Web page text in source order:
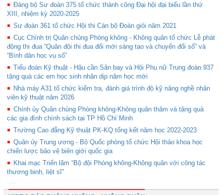
Đảng bộ Sư đoàn 375 tổ chức thành công Đại hội đại biểu lần thứ
XIII, nhiệm kỳ 2020-2025
Sư đoàn 361 tổ chức Hội thi Cán bộ Đoàn giỏi năm 2021
Cục Chính trị Quân chủng Phòng không - Không quân tổ chức Lễ phát
động thi đua “Quân đội thi đua đổi mới sáng tạo và chuyển đổi số” và
“Bình dân học vụ số”
Tiểu đoàn Kỹ thuật - Hậu cần Sân bay và Hội Phụ nữ Trung đoàn 937
tặng quà các em học sinh nhân dịp năm học mới
Nhà máy A31 tổ chức kiểm tra, đánh giá trình độ kỹ năng nghề nhân
viên kỹ thuật năm 2026
Chính ủy Quân chủng Phòng không-Không quân thăm và tặng quà
các gia đình chính sách tại TP Hồ Chí Minh
Trường Cao đẳng Kỹ thuật PK-KQ tổng kết năm học 2022-2023
Quân ủy Trung ương - Bộ Quốc phòng tổ chức Hội thảo khoa học
chiến lược bảo vệ biên giới quốc gia
Khai mạc Triển lãm “Bộ đội Phòng không-Không quân với công tác
thương binh, liệt sĩ”